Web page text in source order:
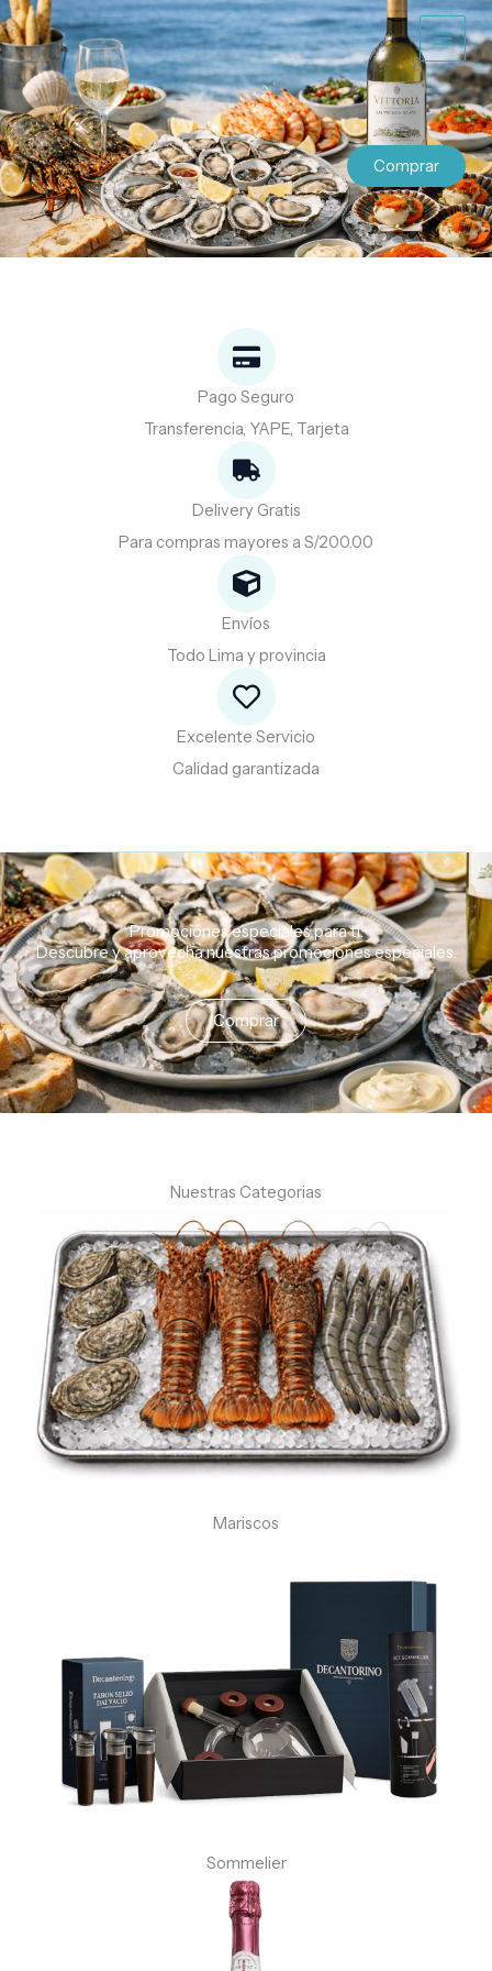
al
contenido
Comprar
Pago Seguro
Transferencia, YAPE, Tarjeta
Delivery Gratis
Para compras mayores a S/200.00
Envíos
Todo Lima y provincia
Excelente Servicio
Calidad garantizada
Promociones especiales para ti.
Descubreyaprovechanuestraspromocionesespeciales.
Comprar
Nuestras Categorias
Mariscos
Sommelier